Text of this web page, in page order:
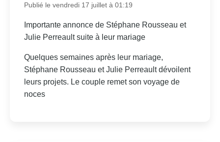
Publié le vendredi 17 juillet à 01:19
Importante annonce de Stéphane Rousseau et
Julie Perreault suite à leur mariage
Quelques semaines après leur mariage,
Stéphane Rousseau et Julie Perreault dévoilent
leurs projets. Le couple remet son voyage de
noces